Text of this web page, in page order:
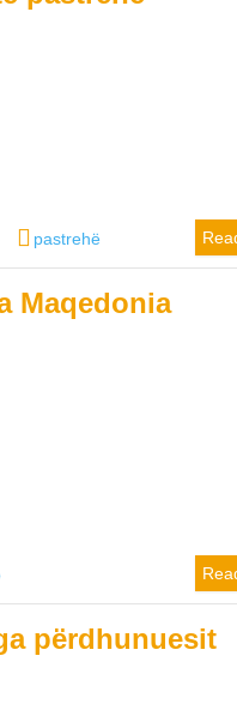
Tags
pastrehë
Maqedonia
përdhunuesit